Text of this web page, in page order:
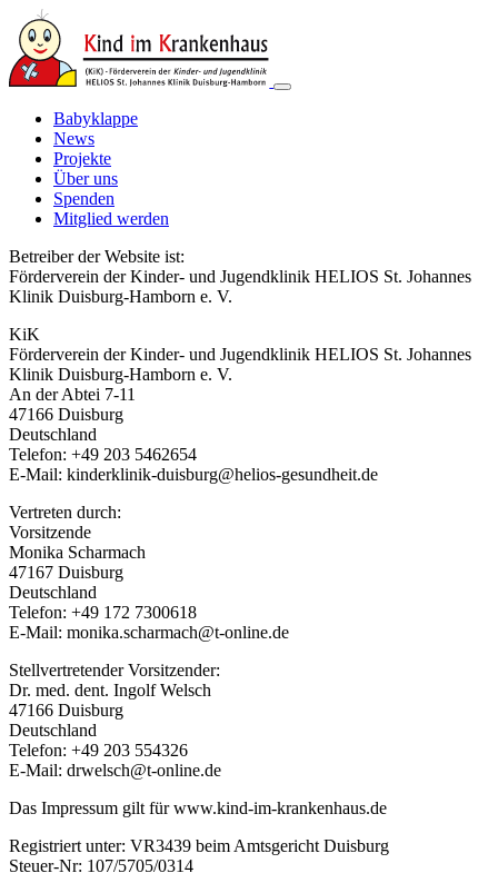
Babyklappe
News
Projekte
Über uns
Spenden
Mitglied werden
Betreiber der Website ist:
Förderverein der Kinder- und Jugendklinik HELIOS St. Johannes
Klinik Duisburg-Hamborn e. V.
KiK
Förderverein der Kinder- und Jugendklinik HELIOS St. Johannes
Klinik Duisburg-Hamborn e. V.
An der Abtei 7-11
47166 Duisburg
Deutschland
Telefon: +49 203 5462654
E-Mail: kinderklinik-duisburg@helios-gesundheit.de
Vertreten durch:
Vorsitzende
Monika Scharmach
47167 Duisburg
Deutschland
Telefon: +49 172 7300618
E-Mail: monika.scharmach@t-online.de
Stellvertretender Vorsitzender:
Dr. med. dent. Ingolf Welsch
47166 Duisburg
Deutschland
Telefon: +49 203 554326
E-Mail: drwelsch@t-online.de
Das Impressum gilt für www.kind-im-krankenhaus.de
Registriert unter: VR3439 beim Amtsgericht Duisburg
Steuer-Nr: 107/5705/0314